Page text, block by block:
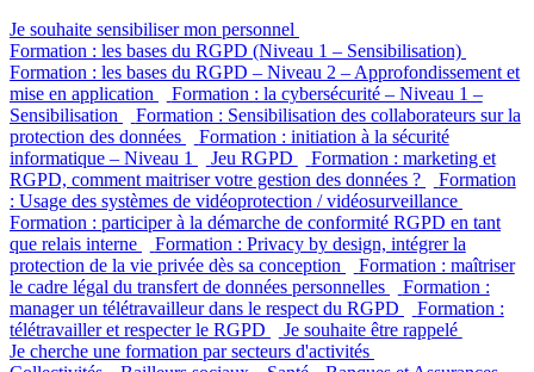
Je souhaite sensibiliser mon personnel
Formation : les bases du RGPD (Niveau 1 – Sensibilisation)
Formation : les bases du RGPD – Niveau 2 – Approfondissement et
mise en application
Formation : la cybersécurité – Niveau 1 –
Sensibilisation
Formation : Sensibilisation des collaborateurs sur la
protection des données
Formation : initiation à la sécurité
informatique – Niveau 1
Jeu RGPD
Formation : marketing et
RGPD, comment maitriser votre gestion des données ?
Formation
: Usage des systèmes de vidéoprotection / vidéosurveillance
Formation : participer à la démarche de conformité RGPD en tant
que relais interne
Formation : Privacy by design, intégrer la
protection de la vie privée dès sa conception
Formation : maîtriser
le cadre légal du transfert de données personnelles
Formation :
manager un télétravailleur dans le respect du RGPD
Formation :
télétravailler et respecter le RGPD
Je souhaite être rappelé
Je cherche une formation par secteurs d'activités